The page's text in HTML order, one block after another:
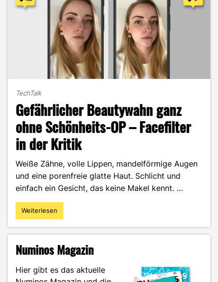
TechTalk
Gefährlicher Beautywahn ganz
ohne Schönheits-OP – Facefilter
in der Kritik
Weiße Zähne, volle Lippen, mandelförmige Augen
und eine porenfreie glatte Haut. Schlicht und
einfach ein Gesicht, das keine Makel kennt. …
"Gefährlicher
Beautywahn
Schönheits-
–
Weiterlesen
Numinos Magazin
Hier gibt es das aktuelle